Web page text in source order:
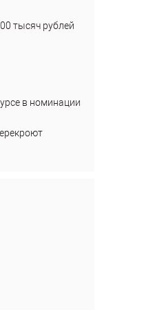
тысяч рублей
в номинации